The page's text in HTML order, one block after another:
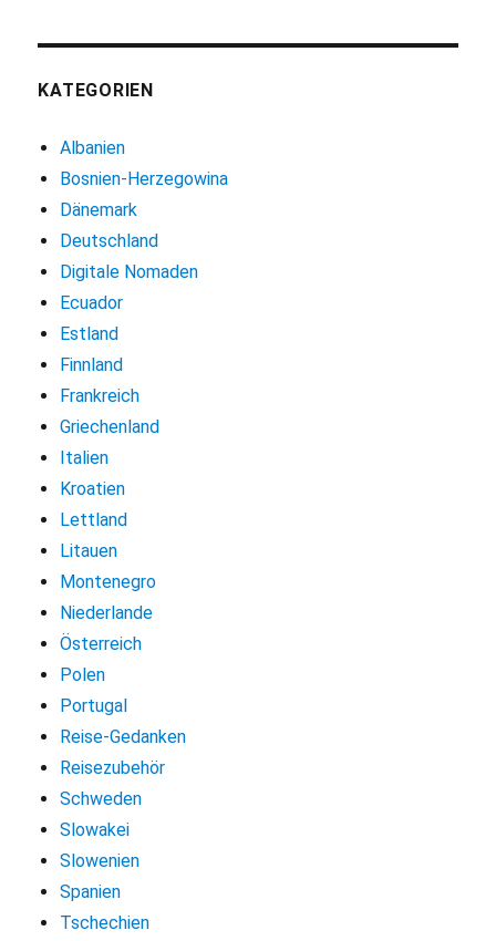
KATEGORIEN
Albanien
Bosnien-Herzegowina
Dänemark
Deutschland
Digitale Nomaden
Ecuador
Estland
Finnland
Frankreich
Griechenland
Italien
Kroatien
Lettland
Litauen
Montenegro
Niederlande
Österreich
Polen
Portugal
Reise-Gedanken
Reisezubehör
Schweden
Slowakei
Slowenien
Spanien
Tschechien